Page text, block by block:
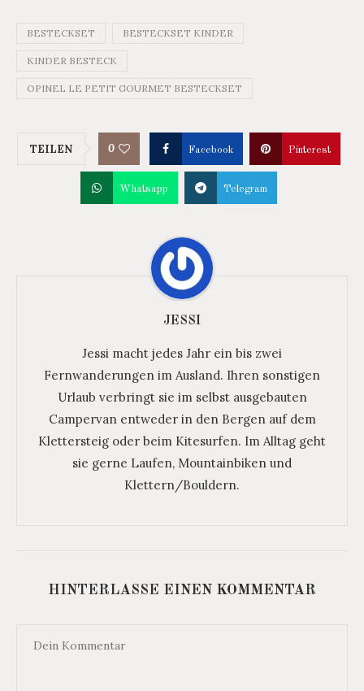
BESTECKSET BESTECKSET KINDER
KINDER BESTECK
OPINEL LE PETIT GOURMET BESTECKSET
TEILEN 0 Facebook Pinterest
Whatsapp Telegram
JESSI
Jessi macht jedes Jahr ein bis zwei
Fernwanderungen im Ausland. Ihren sonstigen
Urlaub verbringt sie im selbst ausgebauten
Campervan entweder in den Bergen auf dem
Klettersteig oder beim Kitesurfen. Im Alltag geht
sie gerne Laufen, Mountainbiken und
Klettern/Bouldern.
HINTERLASSE EINEN KOMMENTAR